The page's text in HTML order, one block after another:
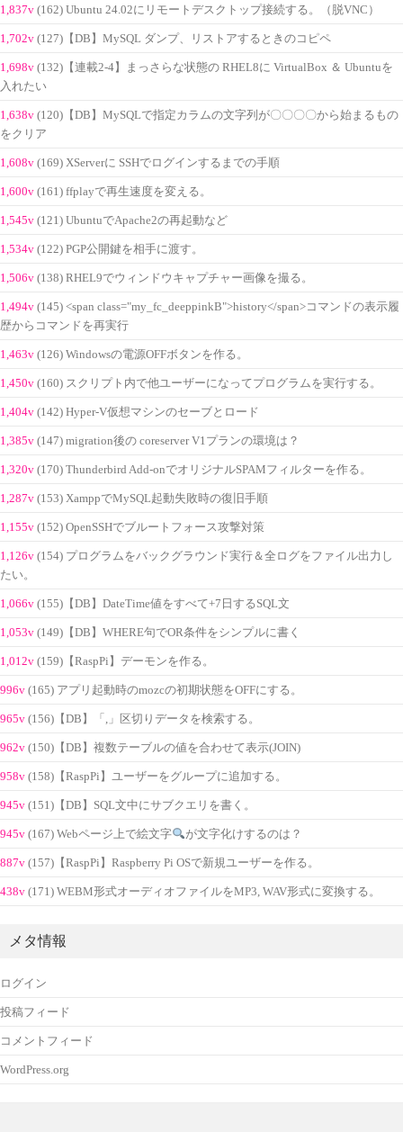
1,837v (162) Ubuntu 24.02にリモートデスクトップ接続する。（脱VNC）
1,702v (127)【DB】MySQL ダンプ、リストアするときのコピペ
1,698v (132)【連載2-4】まっさらな状態の RHEL8に VirtualBox ＆ Ubuntuを
入れたい
1,638v (120)【DB】MySQLで指定カラムの文字列が〇〇〇〇から始まるもの
をクリア
1,608v (169) XServerに SSHでログインするまでの手順
1,600v (161) ffplayで再生速度を変える。
1,545v (121) UbuntuでApache2の再起動など
1,534v (122) PGP公開鍵を相手に渡す。
1,506v (138) RHEL9でウィンドウキャプチャー画像を撮る。
1,494v (145) <span class="my_fc_deeppinkB">history</span>コマンドの表示履
歴からコマンドを再実行
1,463v (126) Windowsの電源OFFボタンを作る。
1,450v (160) スクリプト内で他ユーザーになってプログラムを実行する。
1,404v (142) Hyper-V仮想マシンのセーブとロード
1,385v (147) migration後の coreserver V1プランの環境は？
1,320v (170) Thunderbird Add-onでオリジナルSPAMフィルターを作る。
1,287v (153) XamppでMySQL起動失敗時の復旧手順
1,155v (152) OpenSSHでブルートフォース攻撃対策
1,126v (154) プログラムをバックグラウンド実行＆全ログをファイル出力し
たい。
1,066v (155)【DB】DateTime値をすべて+7日するSQL文
1,053v (149)【DB】WHERE句でOR条件をシンプルに書く
1,012v (159)【RaspPi】デーモンを作る。
996v (165) アプリ起動時のmozcの初期状態をOFFにする。
965v (156)【DB】「,」区切りデータを検索する。
962v (150)【DB】複数テーブルの値を合わせて表示(JOIN)
958v (158)【RaspPi】ユーザーをグループに追加する。
945v (151)【DB】SQL文中にサブクエリを書く。
945v (167) Webページ上で絵文字 が文字化けするのは？
887v (157)【RaspPi】Raspberry Pi OSで新規ユーザーを作る。
438v (171) WEBM形式オーディオファイルをMP3, WAV形式に変換する。
メタ情報
ログイン
投稿フィード
コメントフィード
WordPress.org